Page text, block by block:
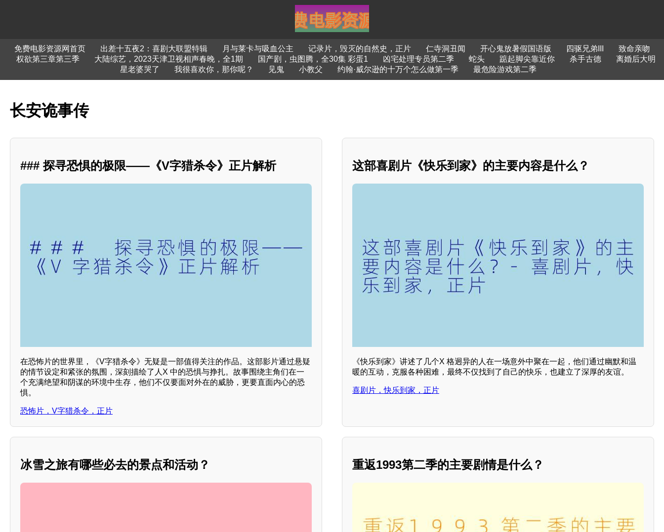
免费电影资源网首页 出差十五夜2：喜剧大联盟特辑 月与莱卡与吸血公主 记录片，毁灭的自然史，正片 仁寺洞丑闻 开心鬼放暑假国语版 四驱兄弟III
致命亲吻
权欲第三章第三季
大陆综艺，2023天津卫视相声春晚，全1期 国产剧，虫图腾，全30集 彩蛋1 凶宅处理专员第二季 蛇头 踮起脚尖靠近你 杀手古德
离婚后大明
星老婆哭了
我很喜欢你，那你呢？ 见鬼 小教父 约翰·威尔逊的十万个怎么做第一季 最危险游戏第二季
长安诡事传
### 探寻恐惧的极限——《V字猎杀令》正片解析
在恐怖片的世界里，《V字猎杀令》无疑是一部值得关注的作品。这部影片通过悬疑
的情节设定和紧张的氛围，深刻描绘了人X 中的恐惧与挣扎。故事围绕主角们在一
个充满绝望和阴谋的环境中生存，他们不仅要面对外在的威胁，更要直面内心的恐
惧。
恐怖片，V字猎杀令，正片
这部喜剧片《快乐到家》的主要内容是什么？
《快乐到家》讲述了几个X 格迥异的人在一场意外中聚在一起，他们通过幽默和温
暖的互动，克服各种困难，最终不仅找到了自己的快乐，也建立了深厚的友谊。
喜剧片，快乐到家，正片
冰雪之旅有哪些必去的景点和活动？ 重返1993第二季的主要剧情是什么？